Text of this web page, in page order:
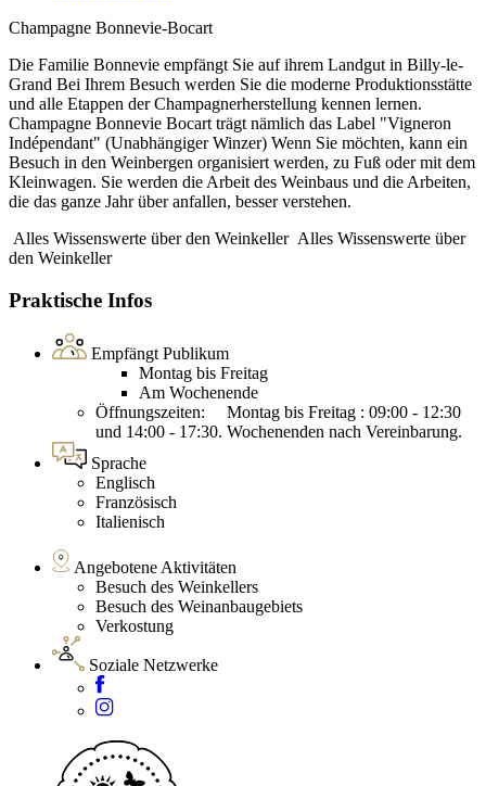
Champagne Bonnevie-Bocart
Die Familie Bonnevie empfängt Sie auf ihrem Landgut in Billy-le-
Grand Bei Ihrem Besuch werden Sie die moderne Produktionsstätte
und alle Etappen der Champagnerherstellung kennen lernen.
Champagne Bonnevie Bocart trägt nämlich das Label "Vigneron
Indépendant" (Unabhängiger Winzer) Wenn Sie möchten, kann ein
Besuch in den Weinbergen organisiert werden, zu Fuß oder mit dem
Kleinwagen. Sie werden die Arbeit des Weinbaus und die Arbeiten,
die das ganze Jahr über anfallen, besser verstehen.
Alles Wissenswerte über den Weinkeller Alles Wissenswerte über
den Weinkeller
Praktische Infos
Empfängt Publikum
Montag bis Freitag
Am Wochenende
Öffnungszeiten: Montag bis Freitag : 09:00 - 12:30
und 14:00 - 17:30. Wochenenden nach Vereinbarung.
Sprache
Englisch
Französisch
Italienisch
Angebotene Aktivitäten
Besuch des Weinkellers
Besuch des Weinanbaugebiets
Verkostung
Soziale Netzwerke